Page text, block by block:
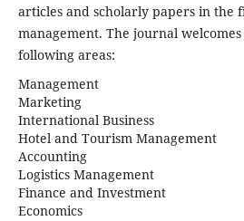
articles and scholarly papers in the
management. The journal
following areas:
Management
Marketing
International Business
Hotel and Tourism Management
Accounting
Logistics Management
Finance and Investment
Economics